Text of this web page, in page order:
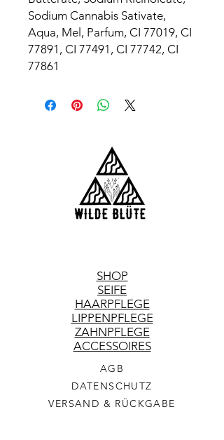
Sodium Cannabis Sativate,
Aqua, Mel, Parfum, CI 77019, CI
77891, CI 77491, CI 77742, CI
77861
SHOP
SEIFE
HAARPFLEGE
LIPPENPFLEGE
ZAHNPFLEGE
ACCESSOIRES
AGB
DATENSCHUTZ
VERSAND & RÜCKGABE